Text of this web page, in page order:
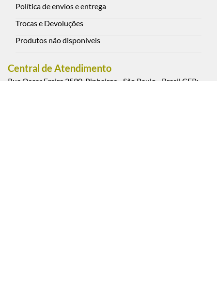
Política de envios e entrega
Trocas e Devoluções
Produtos não disponíveis
Central de Atendimento
Rua Oscar Freire 2590, Pinheiros - São Paulo - Brasil CEP: